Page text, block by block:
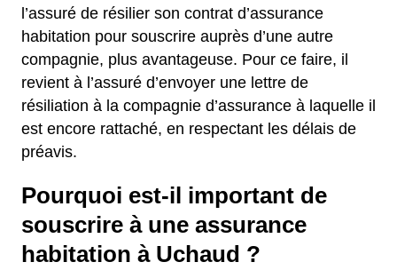
l’assuré de résilier son contrat d’assurance
habitation pour souscrire auprès d’une autre
compagnie, plus avantageuse. Pour ce faire, il
revient à l’assuré d’envoyer une lettre de
résiliation à la compagnie d’assurance à laquelle il
est encore rattaché, en respectant les délais de
préavis.
Pourquoi est-il important de
souscrire à une assurance
habitation à Uchaud ?